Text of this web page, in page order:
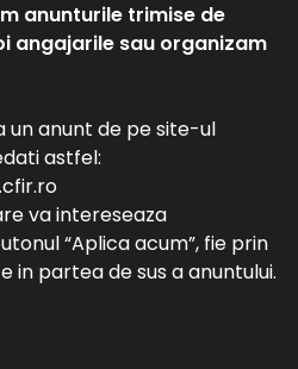
anunturile trimise de
angajarile sau organizam
un anunt de pe site-ul
astfel:
va intereseaza
“Aplica acum”, fie prin
partea de sus a anuntului.